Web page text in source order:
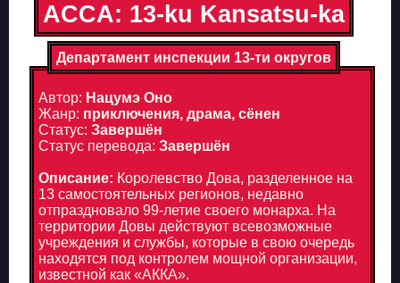
ACCA: 13-ku Kansatsu-ka
Департамент инспекции 13-ти округов
Автор: Нацумэ Оно
Жанр: приключения, драма, сёнен
Статус: Завершён
Статус перевода: Завершён
Описание: Королевство Дова, разделенное на
13 самостоятельных регионов, недавно
отпраздновало 99-летие своего монарха. На
территории Довы действуют всевозможные
учреждения и службы, которые в свою очередь
находятся под контролем мощной организации,
известной как «АККА».